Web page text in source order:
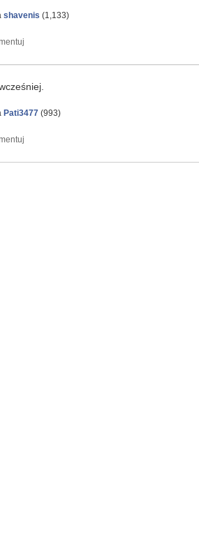
shavenis (1,133)
Pati3477 (993)